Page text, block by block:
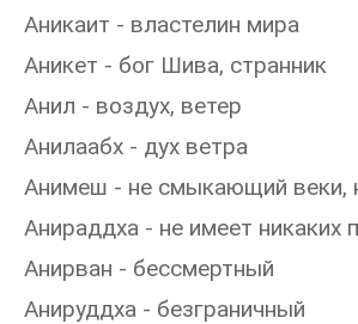
Аникаит - властелин мира
Аникет - бог Шива, странник
Анил - воздух, ветер
Анилаабх - дух ветра
Анимеш - не смыкающий веки,
Анираддха - не имеет никаких
Анирван - бессмертный
Анируддха - безграничный